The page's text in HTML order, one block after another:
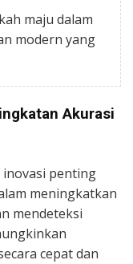
maju dalam
modern yang
Akurasi
penting
meningkatkan
mendeteksi
cepat dan